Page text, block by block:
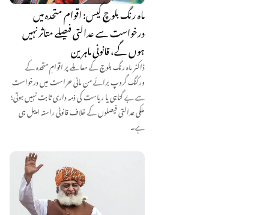
ماہ رنگ بلوچ کیس: اقوام متحدہ میں
درخواست سے عدالتی فیصلے متاثر نہیں
ہوں گے، قانونی ماہرین
ڈاکٹر ماہ رنگ بلوچ کے معاملے پر اقوامِ متحدہ کے
ورکنگ گروپ برائے من مانی حراست میں درخواست
سے بے گناہی یا ریاست کی ذمہ داری ثابت نہیں ہوتی؛
ملکی عدالتی فیصلوں کے خلاف قانونی راستہ اپیل ہی
ہے۔